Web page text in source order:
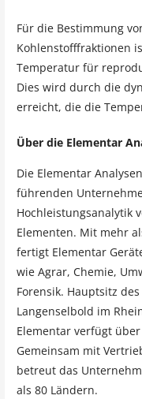
Für die Bestimmung
Kohlenstofffraktionen
Temperatur für
Dies wird durch die
erreicht, die die
Über die Elementar
Die Elementar
führenden
Hochleistungsanalytik
Elementen. Mit mehr
fertigt Elementar
wie Agrar, Chemie,
Forensik. Hauptsitz
Langenselbold im
Elementar verfügt
Gemeinsam mit
betreut das
als 80 Ländern.